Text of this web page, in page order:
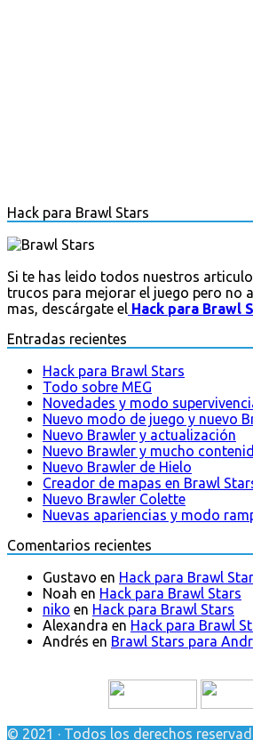
Hack para Brawl Stars
Si te has leido todos nuestros
trucos para mejorar el juego pero no
mas, descárgate el Hack para Brawl
Entradas recientes
Hack para Brawl Stars
Todo sobre MEG
Novedades y modo
Nuevo modo de juego y nuevo
Nuevo Brawler y actualización
Nuevo Brawler y mucho
Nuevo Brawler de Hielo
Creador de mapas en Brawl
Nuevo Brawler Colette
Nuevas apariencias y modo
Comentarios recientes
Gustavo en Hack para Brawl
Noah en Hack para Brawl Stars
niko en Hack para Brawl Stars
Alexandra en Hack para Brawl
Andrés en Brawl Stars para
© 2021 · Todos los derechos